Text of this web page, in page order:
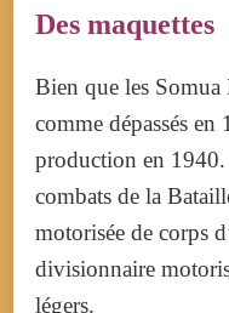
Des maquettes
Bien que les
comme dépassés
production en
combats de la
motorisée de corps
divisionnaire
légers.